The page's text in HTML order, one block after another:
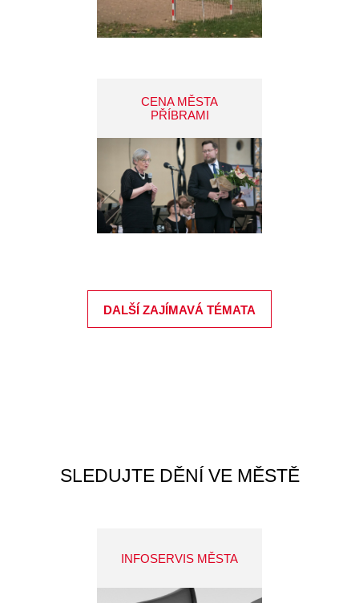
CENA MĚSTA
PŘÍBRAMI
DALŠÍ ZAJÍMAVÁ TÉMATA
SLEDUJTE DĚNÍ VE MĚSTĚ
INFOSERVIS MĚSTA